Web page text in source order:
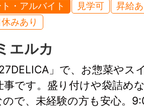
・アルバイト 見学可
昇給
みあり
エルカ
」で、お惣菜やス
事です。盛り付けや袋詰め
で、未経験の方も安心。